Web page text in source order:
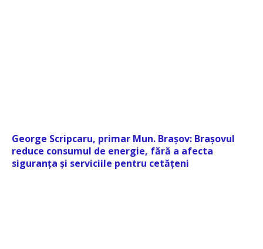
George Scripcaru, primar Mun. Brașov: Brașovul
reduce consumul de energie, fără a afecta
siguranța și serviciile pentru cetățeni